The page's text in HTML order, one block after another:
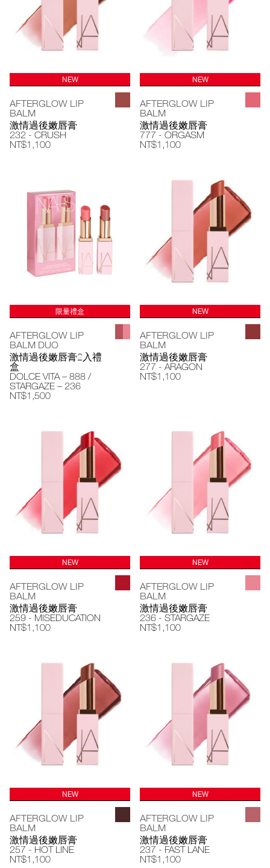
NEW
AFTERGLOW LIP
BALM
激情過後嫩唇膏
232 - CRUSH
NT$1,100
NEW
AFTERGLOW LIP
BALM
激情過後嫩唇膏
777 - ORGASM
NT$1,100
限量禮盒
AFTERGLOW LIP
BALM DUO
激情過後嫩唇膏2入禮
盒
DOLCE VITA – 888 /
STARGAZE – 236
NT$1,500
NEW
AFTERGLOW LIP
BALM
激情過後嫩唇膏
277 - ARAGON
NT$1,100
NEW
AFTERGLOW LIP
BALM
激情過後嫩唇膏
259 - MISEDUCATION
NT$1,100
NEW
AFTERGLOW LIP
BALM
激情過後嫩唇膏
236 - STARGAZE
NT$1,100
NEW
AFTERGLOW LIP
BALM
激情過後嫩唇膏
257 - HOT LINE
NT$1,100
NEW
AFTERGLOW LIP
BALM
激情過後嫩唇膏
237 - FAST LANE
NT$1,100